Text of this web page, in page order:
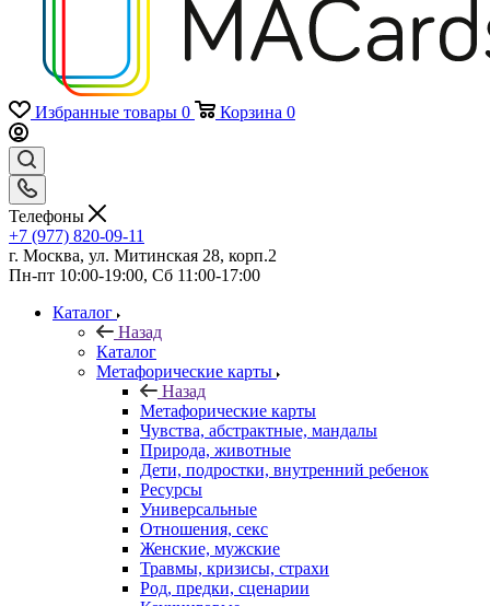
РАСПРОДАЖА!
Избранные товары
Корзина
Избранные товары 0 Корзина
+7 (977) 820-09-11
г. Москва, ул. Митинская 28, корп.2
Пн-пт 10:00-19:00, Сб 11:00-17:00